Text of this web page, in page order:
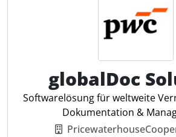
globalDoc
Softwarelösung für weltweite
Dokumentation &